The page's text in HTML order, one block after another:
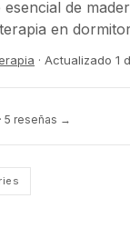
de
en
· Actualizado 1
5 reseñas →